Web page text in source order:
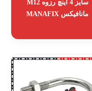
سایز 4 اینچ رزوه M12
مانافیکس MANAFIX